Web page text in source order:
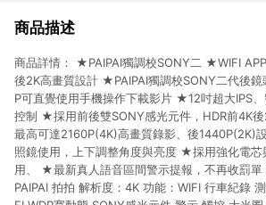
商品描述
商品詳情： ★PAIPAI獨調校SONY二 ★WIFI
後2K高畫質設計 ★PAIPAI獨調校SONY二代後
P可直覺使用手機操作下載影片 ★12吋超大IPS
控制 ★採用前後雙SONY感光元件，HDR前4K
最高可達2160P(4K)高畫質錄影、後1440P(2K)
照鏡使用，上下調整角度與亮度 ★採用強化電芯
用、 ★最新真人語音區間警示提報，不再收罰單
PAIPAI 拍拍 解析度：4K 功能：WIFI 行車紀錄